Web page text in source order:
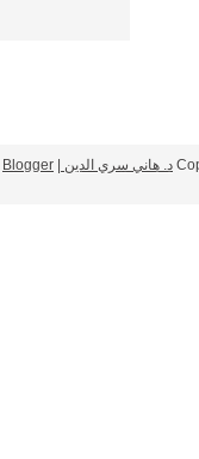
د. هاني سري الدين | Powered by
Blogger